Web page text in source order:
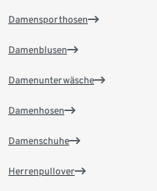
Damensporthosen
Damenblusen
Damenunterwäsche
Damenhosen
Damenschuhe
Herrenpullover